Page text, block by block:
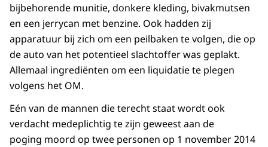
bijbehorende munitie, donkere kleding, bivakmutsen
en een jerrycan met benzine. Ook hadden zij
apparatuur bij zich om een peilbaken te volgen, die op
de auto van het potentieel slachtoffer was geplakt.
Allemaal ingrediënten om een liquidatie te plegen
volgens het OM.
Eén van de mannen die terecht staat wordt ook
verdacht medeplichtig te zijn geweest aan de
poging moord op twee personen op 1 november 2014